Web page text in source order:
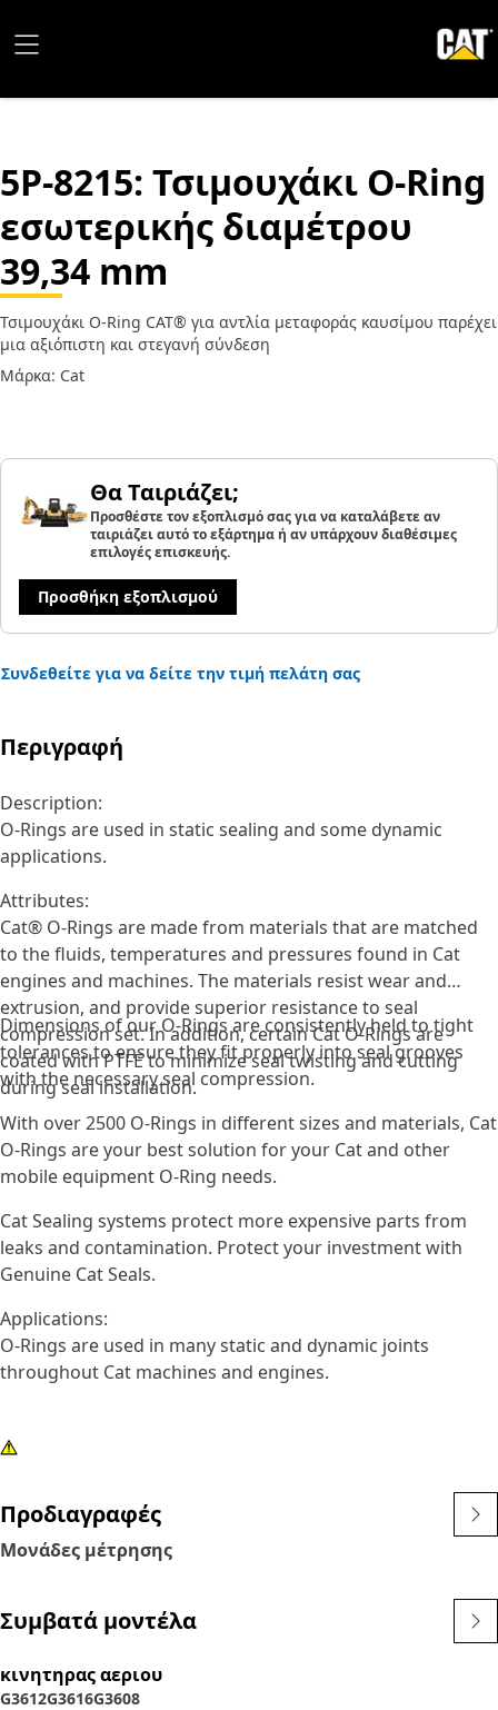
5P-8215: Τσιμουχάκι O-Ring
εσωτερικής διαμέτρου
39,34 mm
Τσιμουχάκι O-Ring CAT® για αντλία μεταφοράς καυσίμου παρέχει
μια αξιόπιστη και στεγανή σύνδεση
Μάρκα: Cat
Θα Ταιριάζει;
Προσθέστε τον εξοπλισμό σας για να καταλάβετε αν
ταιριάζει αυτό το εξάρτημα ή αν υπάρχουν διαθέσιμες
επιλογές επισκευής.
Προσθήκη εξοπλισμού
Συνδεθείτε για να δείτε την τιμή πελάτη σας
Περιγραφή
Description:
O-Rings are used in static sealing and some dynamic
applications.
Attributes:
Cat® O-Rings are made from materials that are matched
to the fluids, temperatures and pressures found in Cat
engines and machines. The materials resist wear and
extrusion, and provide superior resistance to seal
compression set. In addition, certain Cat O-Rings are
coated with PTFE to minimize seal twisting and cutting
during seal installation.
Dimensions of our O-Rings are consistently held to tight
tolerances to ensure they fit properly into seal grooves
with the necessary seal compression.
With over 2500 O-Rings in different sizes and materials, Cat
O-Rings are your best solution for your Cat and other
mobile equipment O-Ring needs.
Cat Sealing systems protect more expensive parts from
leaks and contamination. Protect your investment with
Genuine Cat Seals.
Applications:
O-Rings are used in many static and dynamic joints
throughout Cat machines and engines.
Προδιαγραφές
Μονάδες μέτρησης
Συμβατά μοντέλα
κινητηρας αεριου
G3612G3616G3608